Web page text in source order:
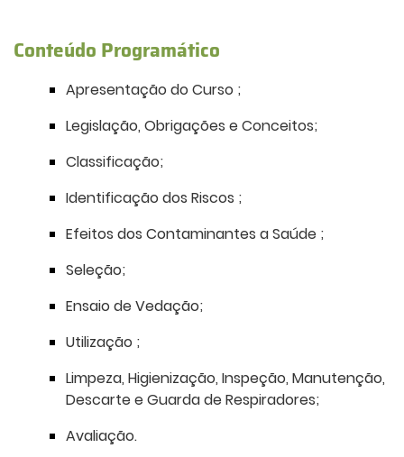
Conteúdo Programático
Apresentação do Curso ;
Legislação, Obrigações e Conceitos;
Classificação;
Identificação dos Riscos ;
Efeitos dos Contaminantes a Saúde ;
Seleção;
Ensaio de Vedação;
Utilização ;
Limpeza, Higienização, Inspeção, Manutenção,
Descarte e Guarda de Respiradores;
Avaliação.